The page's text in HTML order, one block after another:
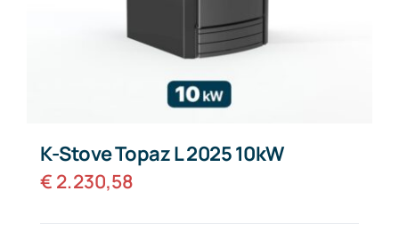
K-Stove Topaz L 2025 10kW
€ 2.230,58